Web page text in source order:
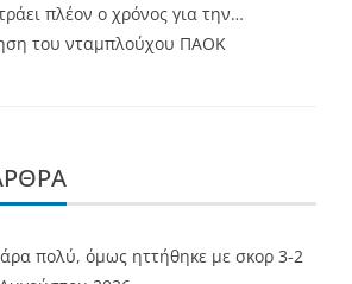
πλέον ο χρόνος για την…
του νταμπλούχου ΠΑΟΚ
πολύ, όμως ηττήθηκε με σκορ 3-2